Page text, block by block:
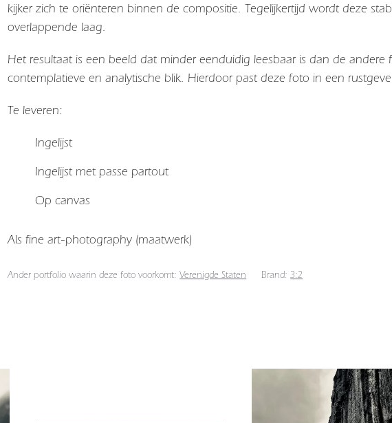
kijker zich te oriënteren binnen de compositie. Tegelijkertijd wordt deze
overlappende laag.
Het resultaat is een beeld dat minder eenduidig leesbaar is dan de
contemplatieve en analytische blik. Hierdoor past deze foto in een
Te leveren:
Ingelijst
Ingelijst met passe partout
Op canvas
Als fine art-photography (maatwerk)
Ander portfolio waarin deze foto voorkomt:Verenigde Staten Brand:3:2